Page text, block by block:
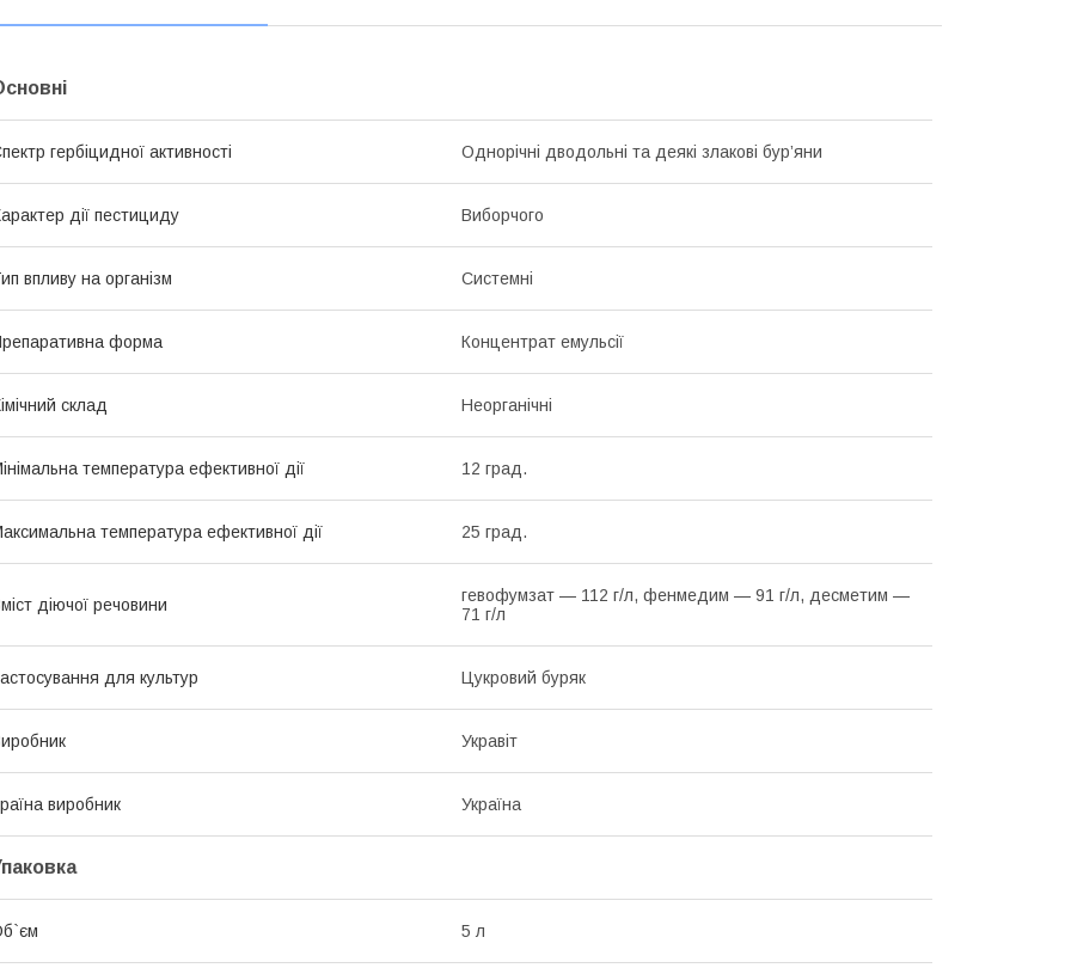
гербіцидної активності Однорічні дводольні та деякі злакові бур’яни
дії пестициду Виборчого
впливу на організм Системні
форма Концентрат емульсії
склад Неорганічні
температура ефективної дії 12 град.
температура ефективної дії 25 град.
діючої речовини
гевофумзат — 112 г/л, фенмедим — 91 г/л, десметим —
71 г/л
для культур Цукровий буряк
Укравіт
виробник Україна
5 л